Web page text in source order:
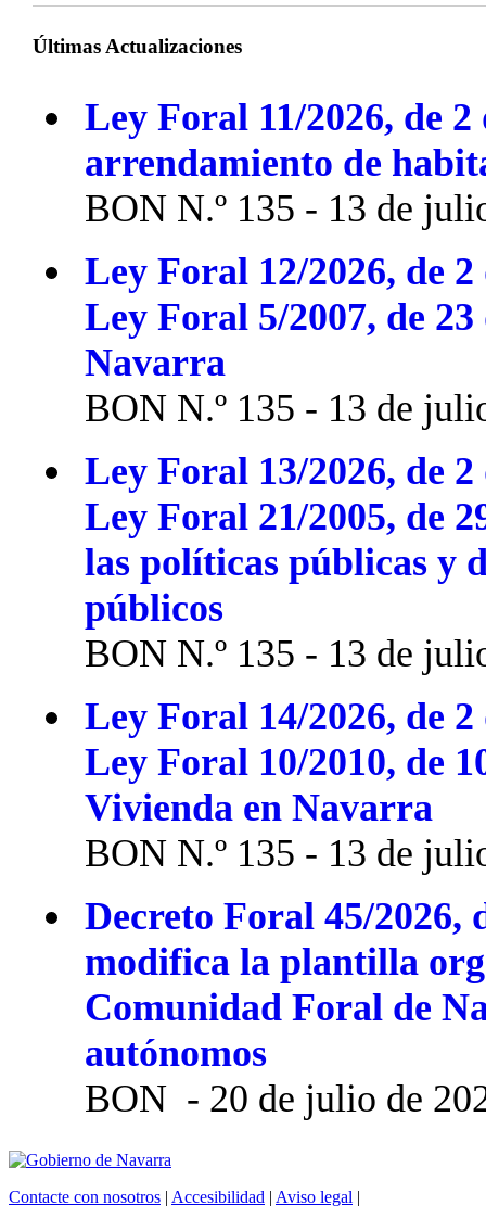
Últimas Actualizaciones
Ley Foral 11/2026, de
arrendamiento de
BON N.º 135 - 13 de
Ley Foral 12/2026, de
Ley Foral 5/2007, de
Navarra
BON N.º 135 - 13 de
Ley Foral 13/2026, de
Ley Foral 21/2005, de
las políticas públicas y
públicos
BON N.º 135 - 13 de
Ley Foral 14/2026, de
Ley Foral 10/2010, de
Vivienda en Navarra
BON N.º 135 - 13 de
Decreto Foral 45/2026,
modifica la plantilla
Comunidad Foral de
autónomos
BON - 20 de julio de
Contacte con nosotros | Accesibilidad | Aviso legal |